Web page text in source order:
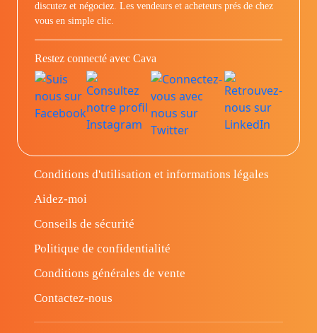
discutez et négociez. Les vendeurs et acheteurs prés de chez
vous en simple clic.
Restez connecté avec Cava
Conditions d'utilisation et informations légales
Aidez-moi
Conseils de sécurité
Politique de confidentialité
Conditions générales de vente
Contactez-nous